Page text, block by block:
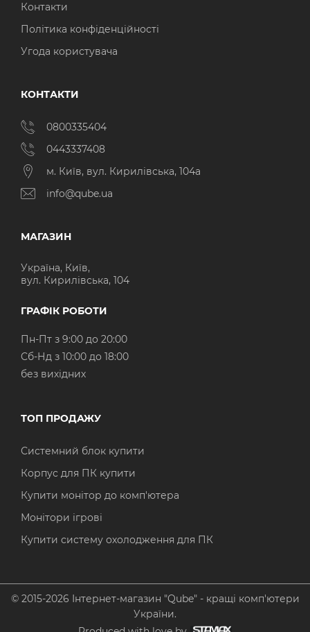
Контакти
Політика конфіденційності
Угода користувача
КОНТАКТИ
0800335404
0443337408
м. Київ, вул. Кирилівська, 104а
info@qube.ua
МАГАЗИН
Україна, Київ,
вул. Кирилівська, 104
ГРАФІК РОБОТИ
Пн-Пт з 9:00 до 20:00
Cб-Нд з 10:00 до 18:00
без вихідних
ТОП ПРОДАЖУ
Системний блок купити
Корпус для ПК купити
Купити монітор до комп'ютера
Монітори ігрові
Купити систему охолодження для ПК
© 2015-2026 Інтернет-магазин "Qube" - кращі комп'ютери
України.